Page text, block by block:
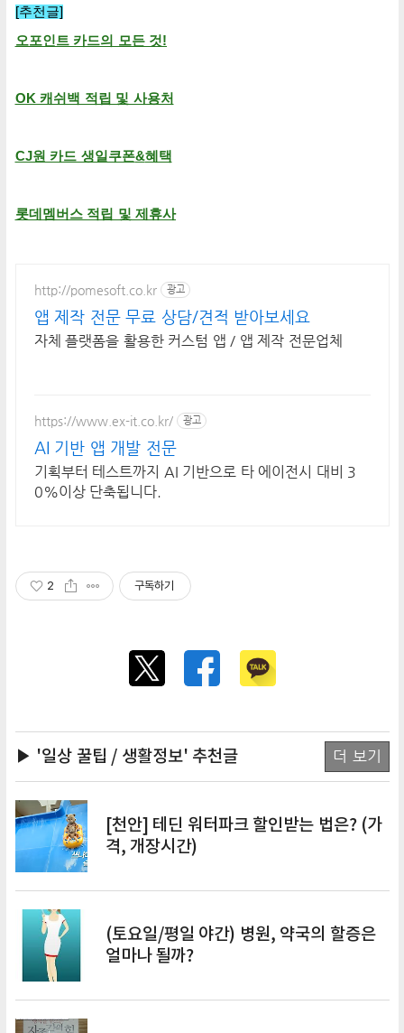
[추천글]
오포인트 카드의 모든 것!
OK 캐쉬백 적립 및 사용처
CJ원 카드 생일쿠폰&혜택
롯데멤버스 적립 및 제휴사
http://pomesoft.co.kr 광고
앱 제작 전문 무료 상담/견적 받아보세요
자체 플랫폼을 활용한 커스텀 앱 / 앱 제작 전문업체
https://www.ex-it.co.kr/ 광고
AI 기반 앱 개발 전문
기획부터 테스트까지 AI 기반으로 타 에이전시 대비 3
0%이상 단축됩니다.
2 구독하기
▶ '일상 꿀팁 / 생활정보' 추천글 더 보기
[천안] 테딘 워터파크 할인받는 법은? (가
격, 개장시간)
(토요일/평일 야간) 병원, 약국의 할증은
얼마나 될까?